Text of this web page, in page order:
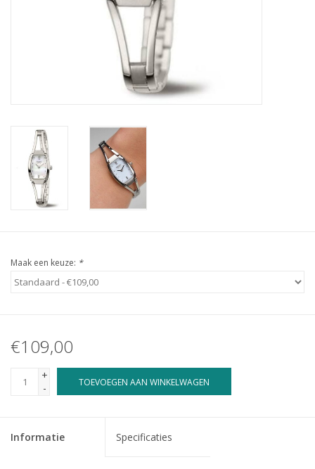
Maak een keuze: *
€109,00
+
-
TOEVOEGEN AAN WINKELWAGEN
Informatie Specificaties